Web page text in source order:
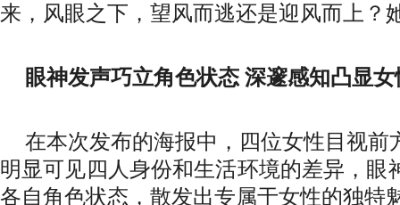
来，风眼之下，望风而逃还是迎风而上？
眼神发声巧立角色状态 深邃感知凸显
在本次发布的海报中，四位女性目视前
明显可见四人身份和生活环境的差异，眼
各自角色状态，散发出专属于女性的独特